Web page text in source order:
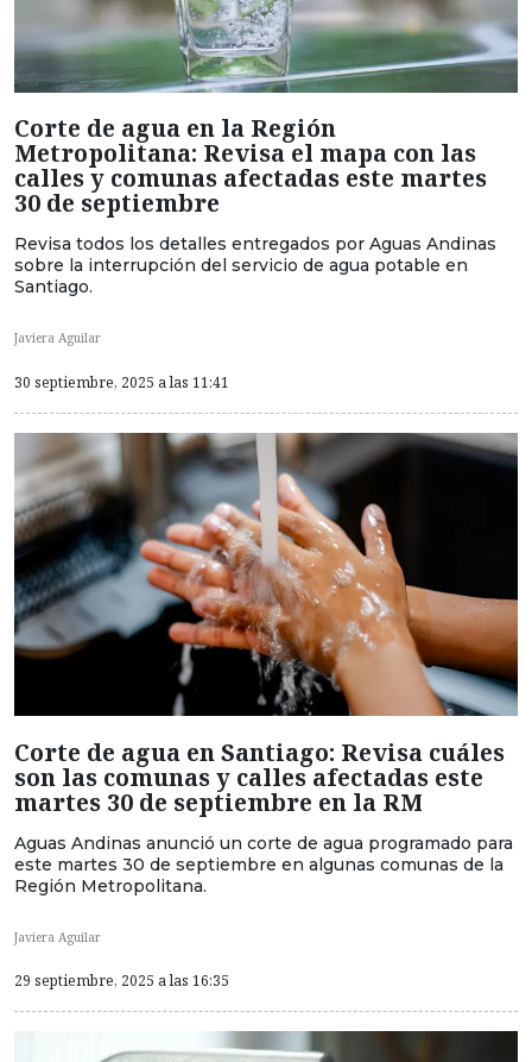
Corte de agua en la Región
Metropolitana: Revisa el mapa con las
calles y comunas afectadas este martes
30 de septiembre
Revisa todos los detalles entregados por Aguas Andinas
sobre la interrupción del servicio de agua potable en
Santiago.
Javiera Aguilar
30 septiembre, 2025 a las 11:41
Corte de agua en Santiago: Revisa cuáles
son las comunas y calles afectadas este
martes 30 de septiembre en la RM
Aguas Andinas anunció un corte de agua programado para
este martes 30 de septiembre en algunas comunas de la
Región Metropolitana.
Javiera Aguilar
29 septiembre, 2025 a las 16:35